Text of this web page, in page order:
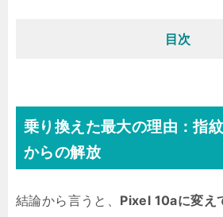
目次
乗り換えた最大の理由：指
からの解放
結論から言うと、 Pixel 10aに変え